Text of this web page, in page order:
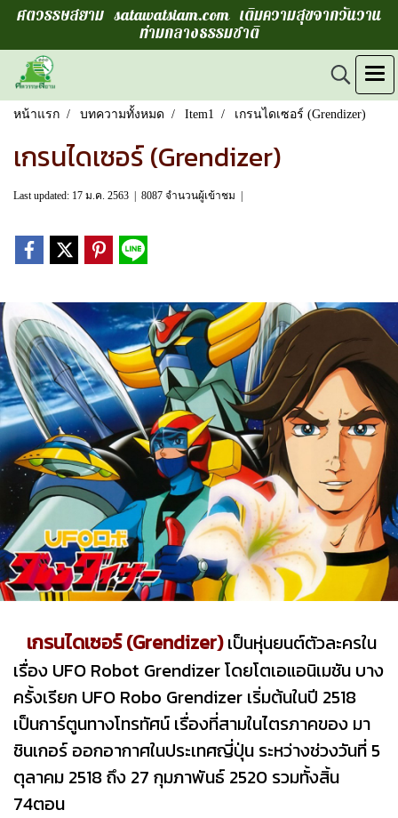
ศตวรรษสยาม satawatsiam.com เติมความสุขจากวันวาน
ท่ามกลางธรรมชาติ
หน้าแรก บทความทั้งหมด Item1 เกรนไดเซอร์ (Grendizer)
เกรนไดเซอร์ (Grendizer)
Last updated: 17 ม.ค. 2563 8087 จำนวนผู้เข้าชม
เกรนไดเซอร์ (Grendizer) เป็นหุ่นยนต์ตัวละครใน
เรื่อง UFO Robot Grendizer โดยโตเอแอนิเมชัน บาง
ครั้งเรียก UFO Robo Grendizer เริ่มต้นในปี 2518
เป็นการ์ตูนทางโทรทัศน์ เรื่องที่สามในไตรภาคของ มา
ชินเกอร์ ออกอากาศในประเทศญี่ปุ่น ระหว่างช่วงวันที่ 5
ตุลาคม 2518 ถึง 27 กุมภาพันธ์ 2520 รวมทั้งสิ้น
74ตอน